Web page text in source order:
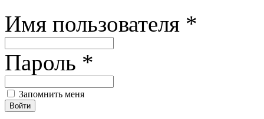
Имя пользователя *
Пароль *
Запомнить меня